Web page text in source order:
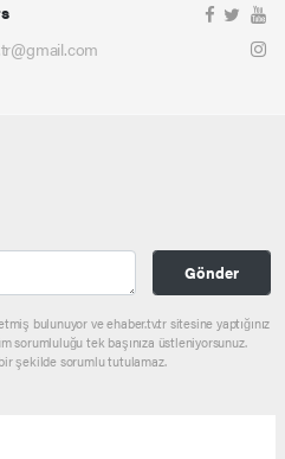
Gönder
bulunuyor ve ehaber.tv.tr sitesine yaptığınız
sorumluluğu tek başınıza üstleniyorsunuz.
şekilde sorumlu tutulamaz.